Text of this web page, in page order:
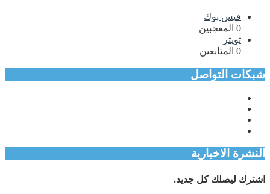
فيس بوك
0 المعجبين
تويتر
0 المتابعين
شبكات التواصل
النشرة الاخبارية
اشترك ليصلك كل جديد.